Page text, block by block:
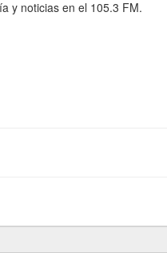
y noticias en el 105.3 FM.